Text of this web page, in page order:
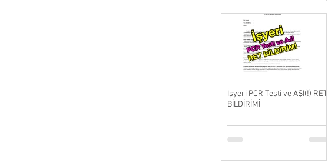
İşyeri PCR Testi ve AŞI(!) RET
BİLDİRİMİ